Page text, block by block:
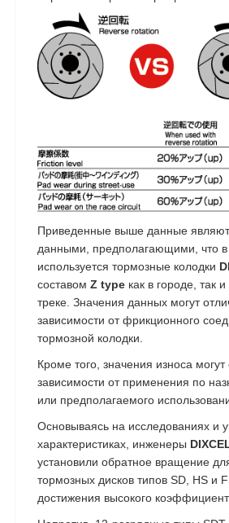
Приведенные выше данные
данными, предполагающими, что в
используется тормозные колодки
составом Z type как в городе, так и
треке. Значения данных могут
зависимости от фрикционного
тормозной колодки.
Кроме того, значения износа могут
зависимости от применения по
или предполагаемого
Основываясь на исследованиях и
характеристиках, инженеры
установили обратное вращение
тормозных дисков типов SD, HS и
достижения высокого